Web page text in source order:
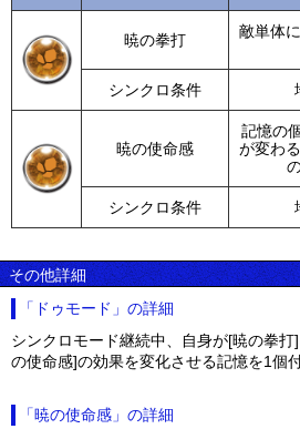
暁の拳打
敵単体
シンクロ条件
暁の使命感
記憶の
が変わ
シンクロ条件
その他詳細
「ドゥモード」の詳細
シンクロモード継続中、自身が[暁の拳
の使命感]の効果を変化させる記憶を1個
「暁の使命感」の詳細